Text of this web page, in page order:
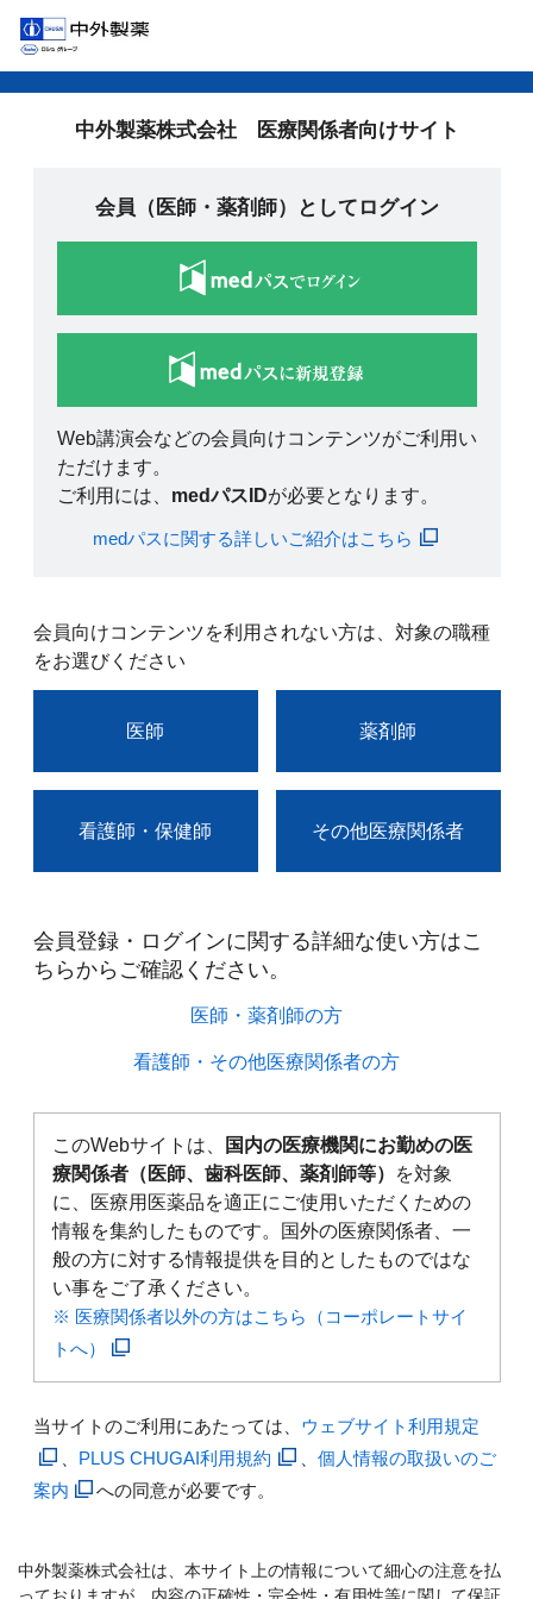
中外製薬株式会社 医療関係者向けサイト
会員（医師・薬剤師）としてログイン
Web講演会などの会員向けコンテンツがご利用い
ただけます。
ご利用には、 medパスIDが必要となります。
medパスに関する詳しいご紹介はこちら
会員向けコンテンツを利用されない方は、対象の職種
をお選びください
医師 薬剤師
看護師・保健師 その他医療関係者
会員登録・ログインに関する詳細な使い方はこ
ちらからご確認ください。​
医師・薬剤師の方​
看護師・その他医療関係者の方​
このWebサイトは、
国内の医療機関にお勤めの医
療関係者（医師、歯科医師、薬剤師等）
を対象
に、医療用医薬品を適正にご使用いただくための
情報を集約したものです。国外の医療関係者、一
般の方に対する情報提供を目的としたものではな
い事をご了承ください。
※ 医療関係者以外の方はこちら（コーポレートサイ
トへ）
当サイトのご利用にあたっては、 ウェブサイト利用規定
PLUS CHUGAI利用規約
個人情報の取扱いのご
案内
への同意が必要です。
中外製薬株式会社は、本サイト上の情報について細心の注意を払
っておりますが、内容の正確性・完全性・有用性等に関して保証